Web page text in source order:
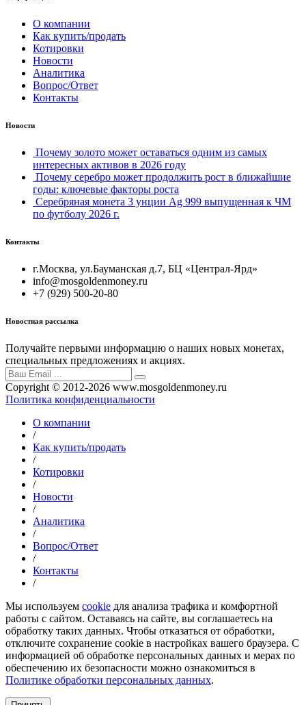
О компании
Как купить/продать
Котировки
Новости
Аналитика
Вопрос/Ответ
Контакты
Новости
Почему золото может оставаться одним из самых
интересных активов в 2026 году
Почему серебро может продолжить рост в ближайшие
годы: ключевые факторы роста
Серебряная монета 3 унции Ag 999 выпущенная к ЧМ
по футболу 2026 г.
Контакты
г.Москва, ул.Бауманская д.7, БЦ «Централ-Ярд»
info@mosgoldenmoney.ru
+7 (929) 500-20-80
Новостная рассылка
Получайте первыми информацию о наших новых монетах,
специальных предложениях и акциях.
Copyright © 2012-2026 www.mosgoldenmoney.ru
Политика конфиденциальности
О компании
/
Как купить/продать
/
Котировки
/
Новости
/
Аналитика
/
Вопрос/Ответ
/
Контакты
/
Мы используем cookie для анализа трафика и комфортной
работы с сайтом. Оставаясь на сайте, вы соглашаетесь на
обработку таких данных. Чтобы отказаться от обработки,
отключите сохранение cookie в настройках вашего браузера. С
информацией об обработке персональных данных и мерах по
обеспечению их безопасности можно ознакомиться в
Политике обработки персональных данных.